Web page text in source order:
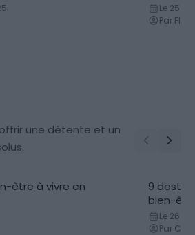
Le 25
Par
une détente et un
être à vivre en
9
bien-
Le 26
Par